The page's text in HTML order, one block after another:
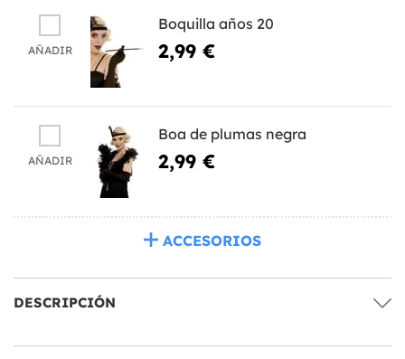
AÑADIR
Boquilla años 20
2,99 €
AÑADIR
Boa de plumas negra
2,99 €
ACCESORIOS
DESCRIPCIÓN